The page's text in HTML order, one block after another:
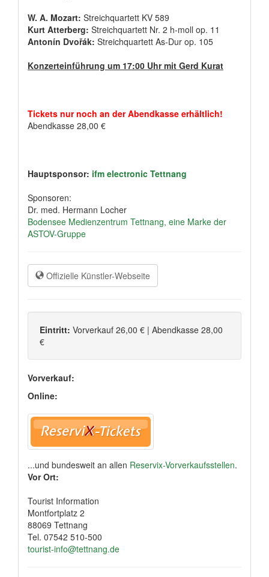
W. A. Mozart: Streichquartett KV 589
Kurt Atterberg: Streichquartett Nr. 2 h-moll op. 11
Antonín Dvořák: Streichquartett As-Dur op. 105
Konzerteinführung um 17:00 Uhr mit Gerd Kurat
Tickets nur noch an der Abendkasse erhältlich!
Abendkasse 28,00 €
Hauptsponsor: ifm electronic Tettnang
Sponsoren:
Dr. med. Hermann Locher
Bodensee Medienzentrum Tettnang, eine Marke der
ASTOV-Gruppe
Offizielle Künstler-Webseite
Eintritt: Vorverkauf 26,00 € | Abendkasse 28,00
€
Vorverkauf:
Online:
...und bundesweit an allen Reservix-Vorverkaufsstellen.
Vor Ort:
Tourist Information
Montfortplatz 2
88069 Tettnang
Tel. 07542 510-500
tourist-info@tettnang.de